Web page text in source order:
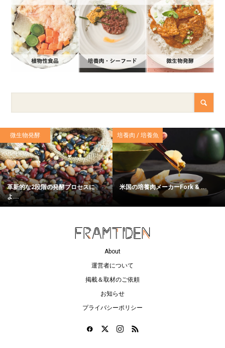
微生物発酵
革新的な2段階の発酵プロセスに
よ...
培養肉 / 培養魚
米国の培養肉メーカーFork & ...
About
運営者について
掲載＆取材のご依頼
お知らせ
プライバシーポリシー